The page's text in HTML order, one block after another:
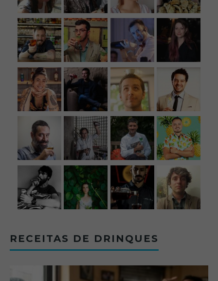
RECEITAS DE DRINQUES